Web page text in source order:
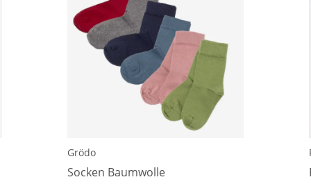
Grödo
Socken Baumwolle